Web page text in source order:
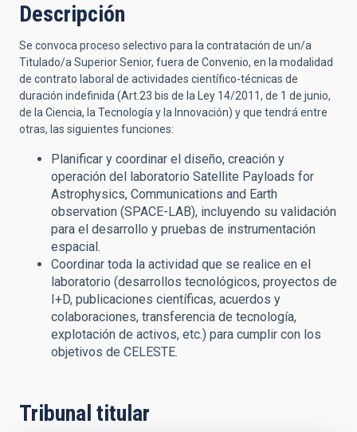
Descripción
Se convoca proceso selectivo para la contratación de un/a
Titulado/a Superior Senior, fuera de Convenio, en la modalidad
de contrato laboral de actividades científico-técnicas de
duración indefinida (Art.23 bis de la Ley 14/2011, de 1 de junio,
de la Ciencia, la Tecnología y la Innovación) y que tendrá entre
otras, las siguientes funciones:
Planificar y coordinar el diseño, creación y
operación del laboratorio Satellite Payloads for
Astrophysics, Communications and Earth
observation (SPACE-LAB), incluyendo su validación
para el desarrollo y pruebas de instrumentación
espacial.
Coordinar toda la actividad que se realice en el
laboratorio (desarrollos tecnológicos, proyectos de
I+D, publicaciones científicas, acuerdos y
colaboraciones, transferencia de tecnología,
explotación de activos, etc.) para cumplir con los
objetivos de CELESTE.
Tribunal titular